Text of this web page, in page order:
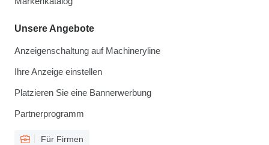
Unsere Angebote
Anzeigenschaltung auf Machineryline
Ihre Anzeige einstellen
Platzieren Sie eine Bannerwerbung
Partnerprogramm
Für Firmen